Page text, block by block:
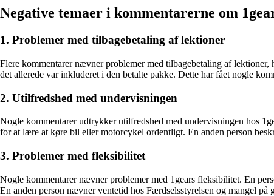
Negative temaer i kommentarerne om
1. Problemer med tilbagebetaling af lektioner
Flere kommentarer nævner problemer med tilbagebetaling af
det allerede var inkluderet i den betalte pakke. Dette har fået nogle
2. Utilfredshed med undervisningen
Nogle kommentarer udtrykker utilfredshed med undervisningen hos
for at lære at køre bil eller motorcykel ordentligt. En anden person
3. Problemer med fleksibilitet
Nogle kommentarer nævner problemer med 1gears fleksibilitet. En
En anden person nævner ventetid hos Færdselsstyrelsen og mangel